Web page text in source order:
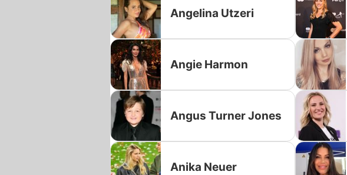
Angelina Utzeri
Angie Harmon
Angus Turner Jones
Anika Neuer